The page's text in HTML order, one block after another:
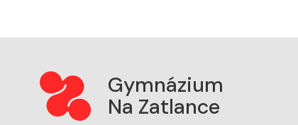
Gymnázium
Na Zatlance